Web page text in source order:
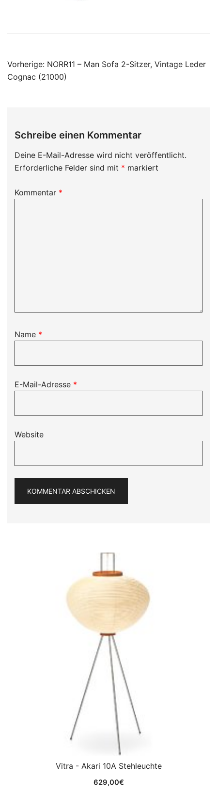
Beitragsnavigation
Vorherige: NORR11 – Man Sofa 2-Sitzer, Vintage Leder
Cognac (21000)
Schreibe einen Kommentar
Deine E-Mail-Adresse wird nicht veröffentlicht.
Erforderliche Felder sind mit * markiert
Kommentar *
Name *
E-Mail-Adresse *
Website
Vitra - Akari 10A Stehleuchte
629,00€